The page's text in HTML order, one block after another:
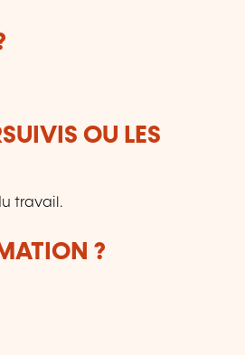
OU LES
travail.
?